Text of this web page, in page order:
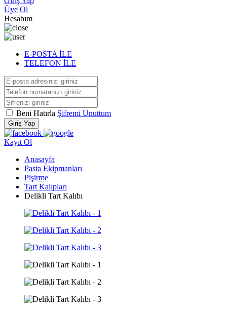
Üye Ol
Hesabım
E-POSTA İLE
TELEFON İLE
Beni Hatırla Şifremi Unuttum
Giriş Yap
Kayıt Ol
Anasayfa
Pasta Ekipmanları
Pişirme
Tart Kalıpları
Delikli Tart Kalıbı